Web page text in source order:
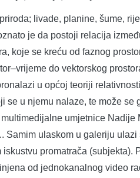
livade, planine, šume,
je da postoji relacija
koje se kreću od faznog
do vektorskog
u općoj teoriji
se u njemu nalaze, te može se
umjetnice Nadije
Samim ulaskom u galeriju
promatrača (subjekta).
od jednokanalnog video